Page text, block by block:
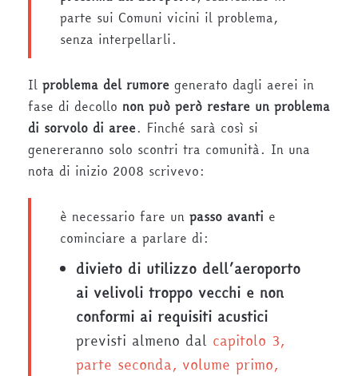
parte sui Comuni vicini il problema,
senza interpellarli.
Il problema del rumore generato dagli aerei in
fase di decollo non può però restare un problema
di sorvolo di aree. Finché sarà così si
genereranno solo scontri tra comunità. In una
nota di inizio 2008 scrivevo:
è necessario fare un passo avanti e
cominciare a parlare di:
divieto di utilizzo dell’aeroporto
ai velivoli troppo vecchi e non
conformi ai requisiti acustici
previsti almeno dal capitolo 3,
parte seconda, volume primo,